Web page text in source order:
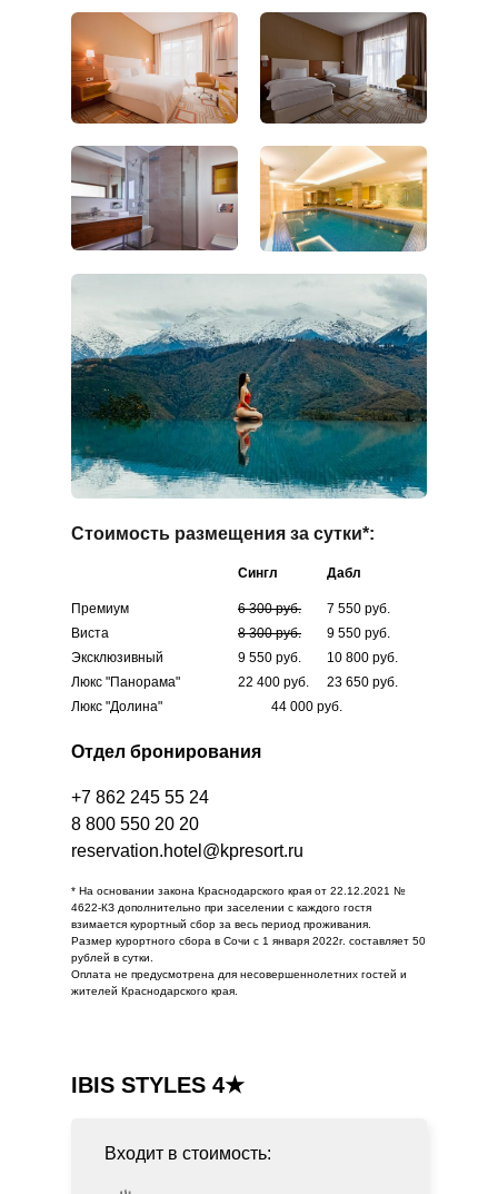
Стоимость размещения за сутки*:
Сингл Дабл
Люкс "Долина" 44 000 руб.
* На основании закона Краснодарского края от 22.12.2021 №
4622-КЗ дополнительно при заселении с каждого гостя
взимается курортный сбор за весь период проживания.
Размер курортного сбора в Сочи с 1 января 2022г. составляет 50
рублей в сутки.
Оплата не предусмотрена для несовершеннолетних гостей и
жителей Краснодарского края.
Отдел бронирования
8 800 550 20 20
reservation.hotel@kpresort.ru
+7 862 245 55 24
Премиум
Виста
Эксклюзивный
Люкс "Панорама"
6 300 руб.
8 300 руб.
9 550 руб.
22 400 руб.
7 550 руб.
9 550 руб.
10 800 руб.
23 650 руб.
IBIS STYLES 4★
Входит в стоимость: